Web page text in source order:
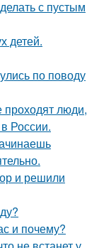
с пустым
детей.
по поводу
проходят люди,
России.
и решили
и почему?